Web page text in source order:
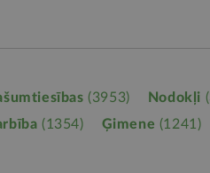
(3953) Nodokļi
(1354) Ģimene (1241)